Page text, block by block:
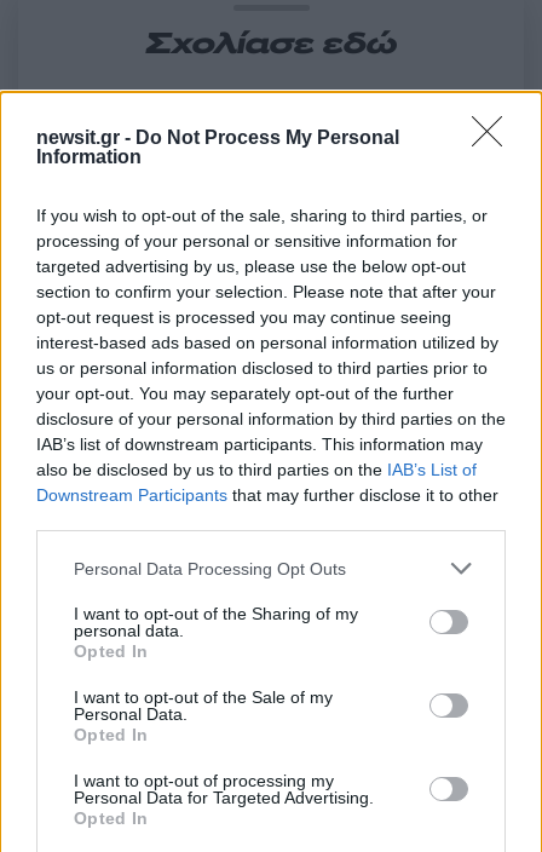
newsit.gr - Do Not Process My Personal
Information
If you wish to opt-out of the sale, sharing to third parties, or
processing of your personal or sensitive information for
targeted advertising by us, please use the below opt-out
section to confirm your selection. Please note that after your
opt-out request is processed you may continue seeing
interest-based ads based on personal information utilized by
us or personal information disclosed to third parties prior to
your opt-out. You may separately opt-out of the further
disclosure of your personal information by third parties on the
IAB’s list of downstream participants. This information may
also be disclosed by us to third parties on the IAB’s List of
Downstream Participants that may further disclose it to other
Please note that this website/app uses one or more Google
not limited to your visit or usage behaviour. You may click to
grant or deny consent to Google and its third-party tags to
use your data for below specified purposes in below Google
consent section.
Personal Data Processing Opt Outs
I want to opt-out of the Sharing of my
personal data.
Opted In
I want to opt-out of the Sale of my
Personal Data.
Opted In
I want to opt-out of processing my
Personal Data for Targeted Advertising.
Opted In
Σχολίασε εδώ
50 /50
2000 /2000
Υποβολή σχολίου
Όροι Χρήσης. Το site προστατεύεται από reCAPTCHA, ισχύουν
Πολιτική Απορρήτου
Όροι Χρήσης της Google.
Κόσμος
ΑΝΤΙΒΙΟΤΙΚΑ
ΕΙΔΗΣΕΙΣ
ΕΠΙΠΕΔΑ ΑΝΤΙΒΙΟΤΙΚΩΝ
ΠΕΡΙΒΑΛΛΟΝ
Share:
Ακολουθήστε το Νewsit.gr στο Google News
ενημερωθείτε πρώτοι για όλη την ειδησεογραφία και τα
Πιο δημοφιλή